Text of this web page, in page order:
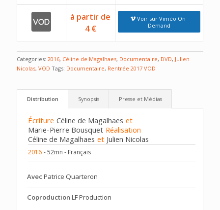
à partir de
4 €
Voir sur Viméo On
Demand
Categories: 2016, Céline de Magalhaes, Documentaire, DVD, Julien
Nicolas, VOD Tags: Documentaire, Rentrée 2017 VOD
Distribution Synopsis Presse et Médias
Écriture Céline de Magalhaes et
Marie-Pierre Bousquet Réalisation
Céline de Magalhaes et Julien Nicolas
2016 - 52mn - Français
AvecPatrice Quarteron
Coproduction LF Production